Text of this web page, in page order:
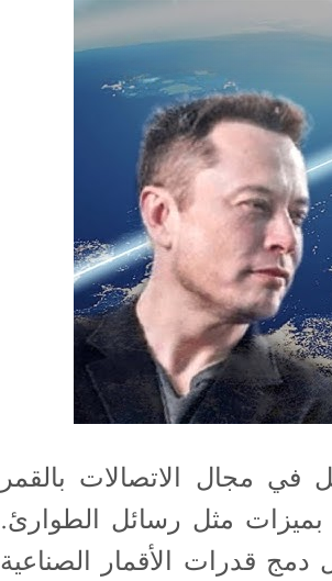
مجال الاتصالات بالقمر
بميزات مثل رسائل الطوارئ.
قدرات الأقمار الصناعية